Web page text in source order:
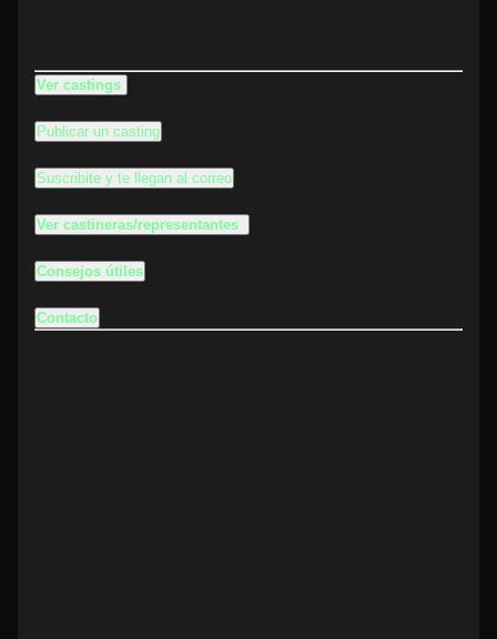
Ver castings
Publicar un casting
Suscribite y te llegan al correo
Ver castineras/representantes
Consejos útiles
Contacto